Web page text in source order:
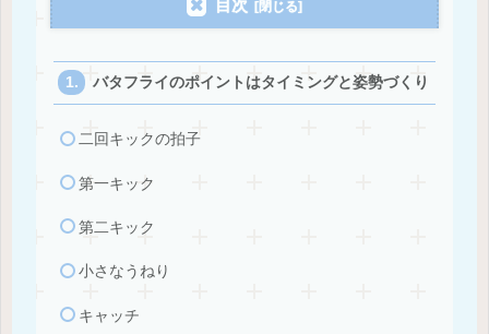
目次
バタフライのポイントはタイミングと姿勢づくり
二回キックの拍子
第一キック
第二キック
小さなうねり
キャッチ